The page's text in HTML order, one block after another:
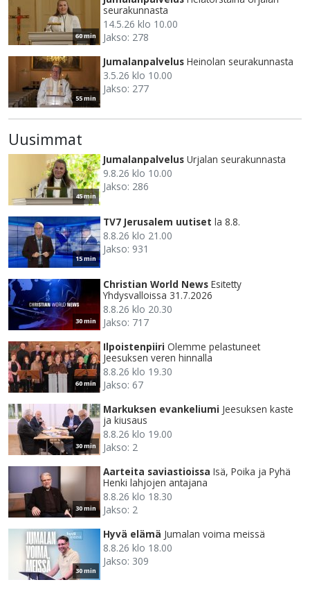
60 min
seurakunnasta
14.5.26 klo 10.00
Jakso: 278
55 min
Jumalanpalvelus Heinolan seurakunnasta
3.5.26 klo 10.00
Jakso: 277
Uusimmat
45 min
Jumalanpalvelus Urjalan seurakunnasta
9.8.26 klo 10.00
Jakso: 286
15 min
TV7 Jerusalem uutiset la 8.8.
8.8.26 klo 21.00
Jakso: 931
30 min
Christian World News Esitetty
Yhdysvalloissa 31.7.2026
8.8.26 klo 20.30
Jakso: 717
60 min
Ilpoistenpiiri Olemme pelastuneet
Jeesuksen veren hinnalla
8.8.26 klo 19.30
Jakso: 67
30 min
Markuksen evankeliumi Jeesuksen kaste
ja kiusaus
8.8.26 klo 19.00
Jakso: 2
30 min
Aarteita saviastioissa Isä, Poika ja Pyhä
Henki lahjojen antajana
8.8.26 klo 18.30
Jakso: 2
30 min
Hyvä elämä Jumalan voima meissä
8.8.26 klo 18.00
Jakso: 309